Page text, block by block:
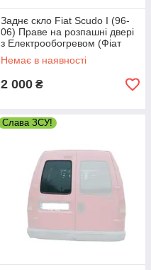
Заднє скло Fiat Scudo I (96-
06) Праве на розпашні двері
з Електрообогревом (Фіат
Скудо I)
Немає в наявності
2 000 ₴
Слава ЗСУ!